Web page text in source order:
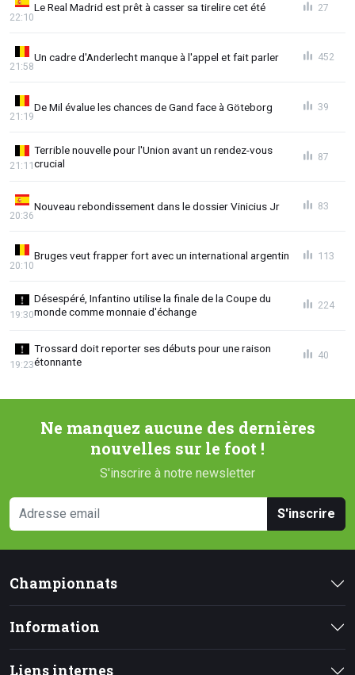
Le Real Madrid est prêt à casser sa tirelire cet été
22:10
27
Un cadre d'Anderlecht manque à l'appel et fait parler
21:58
452
De Mil évalue les chances de Gand face à Göteborg
21:19
39
Terrible nouvelle pour l'Union avant un rendez-vous
crucial
21:11
87
Nouveau rebondissement dans le dossier Vinicius Jr
20:36
83
Bruges veut frapper fort avec un international argentin
20:10
113
Désespéré, Infantino utilise la finale de la Coupe du
monde comme monnaie d'échange
19:30
224
Trossard doit reporter ses débuts pour une raison
étonnante
19:23
40
Ne manquez aucune des dernières
nouvelles sur le foot !
S'inscrire à notre newsletter
S'inscrire
Championnats
Information
Liens internes